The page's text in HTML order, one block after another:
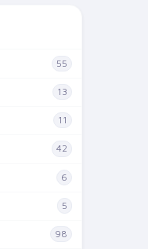
55
13
11
42
6
5
98